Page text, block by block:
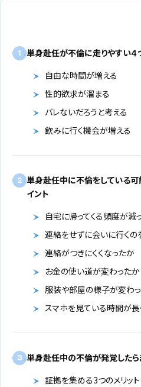
1 単身赴任が不倫に走りやすい４
自由な時間が増える
性的欲求が溜まる
バレないだろうと考える
飲みに行く機会が増える
2 単身赴任中に不倫をしている可
イント
自宅に帰ってくる頻度が減
連絡をせずに会いに行くの
連絡がつきにくくなったか
お金の使い道が変わったか
服装や部屋の様子が変わ
スマホを見ている時間が長
3 単身赴任中の不倫が発覚した
証拠を集める3つのメリット